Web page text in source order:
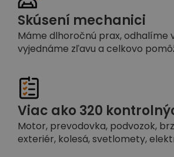
Skúsení mechanici
Máme dlhoročnú prax, odhalíme
vyjednáme zľavu a celkovo
Viac ako 320
Motor, prevodovka, podvozok,
exteriér, kolesá, svetlomety,